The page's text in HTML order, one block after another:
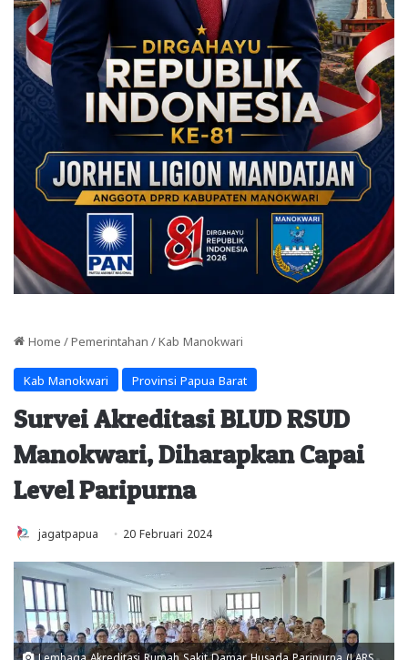
Home / Pemerintahan / Kab Manokwari
Kab Manokwari Provinsi Papua Barat
Survei Akreditasi BLUD RSUD
Manokwari, Diharapkan Capai
Level Paripurna
jagatpapua 20 Februari 2024
Lembaga Akreditasi Rumah Sakit Damar Husada Paripurna (LARS